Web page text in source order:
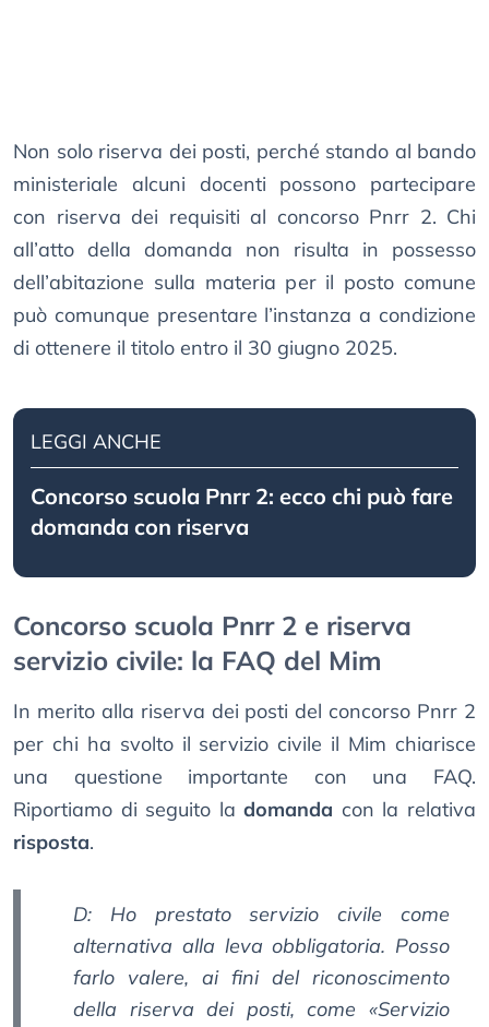
Non solo riserva dei posti, perché stando al bando
ministeriale alcuni docenti possono partecipare
con riserva dei requisiti al concorso Pnrr 2. Chi
all’atto della domanda non risulta in possesso
dell’abitazione sulla materia per il posto comune
può comunque presentare l’instanza a condizione
di ottenere il titolo entro il 30 giugno 2025.
LEGGI ANCHE
Concorso scuola Pnrr 2: ecco chi può fare
domanda con riserva
Concorso scuola Pnrr 2 e riserva
servizio civile: la FAQ del Mim
In merito alla riserva dei posti del concorso Pnrr 2
per chi ha svolto il servizio civile il Mim chiarisce
una questione importante con una FAQ.
Riportiamo di seguito ladomanda con la relativa
risposta.
D: Ho prestato servizio civile come
alternativa alla leva obbligatoria. Posso
farlo valere, ai fini del riconoscimento
della riserva dei posti, come «Servizio